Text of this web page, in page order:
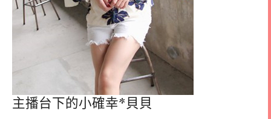
主播台下的小確幸*貝貝